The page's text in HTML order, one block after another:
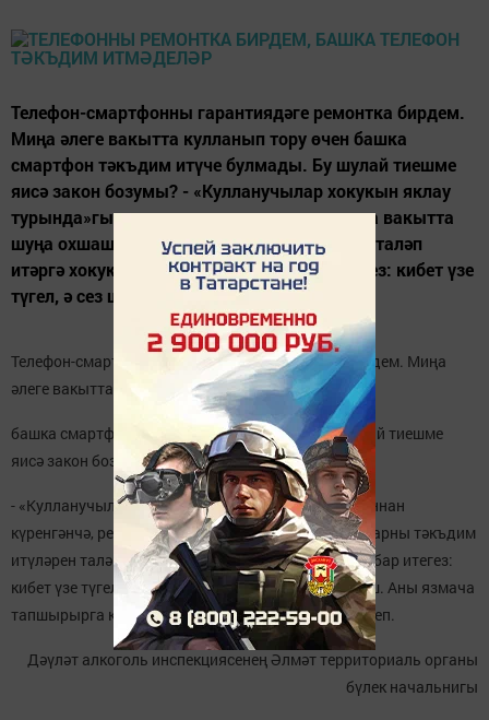
Телефон-смартфонны гарантиядәге ремонтка бирдем.
Миңа әлеге вакытта кулланып тору өчен башка
смартфон тәкъдим итүче булмады. Бу шулай тиешме
яисә закон бозумы? - «Кулланучылар хокукын яклау
турында»гы законнан күренгәнчә, ремонтта вакытта
шуңа охшашлы товарны тәкъдим итүләрен таләп
итәргә хокукыгыз бар. Шуңа игътибар итегез: кибет үзе
түгел, ә сез шундый таләпне әйтергә...
Телефон-смартфонны гарантиядәге ремонтка бирдем. Миңа
әлеге вакытта кулланып тору өчен
башка смартфон тәкъдим итүче булмады. Бу шулай тиешме
яисә закон бозумы?
- «Кулланучылар хокукын яклау турында»гы законнан
күренгәнчә, ремонтта вакытта шуңа охшашлы товарны тәкъдим
итүләрен таләп итәргә хокукыгыз бар. Шуңа игътибар итегез:
кибет үзе түгел, ә сез шундый таләпне әйтергә тиеш. Аны язмача
тапшырырга кирәк, гаризада яки дәгъвада күрсәтеп.
Дәүләт алкоголь инспекциясенең Әлмәт территориаль органы
бүлек начальнигы